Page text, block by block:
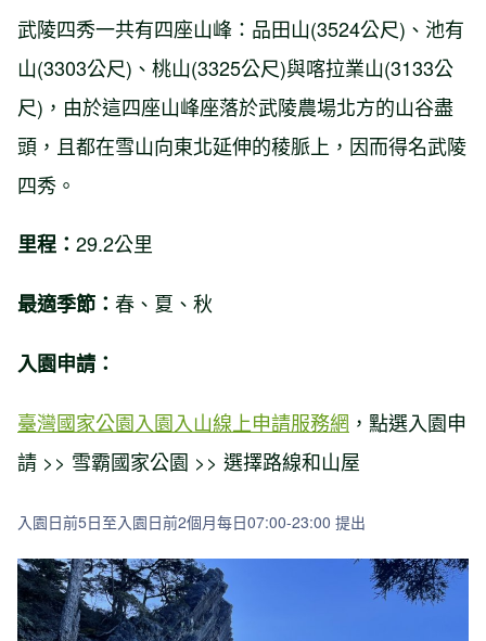
武陵四秀一共有四座山峰：品田山(3524公尺)、池有
山(3303公尺)、桃山(3325公尺)與喀拉業山(3133公
尺)，由於這四座山峰座落於武陵農場北方的山谷盡
頭，且都在雪山向東北延伸的稜脈上，因而得名武陵
四秀。
里程： 29.2公里
最適季節： 春、夏、秋
入園申請：
臺灣國家公園入園入山線上申請服務網 ，點選入園申
請 >> 雪霸國家公園 >> 選擇路線和山屋
入園日前5日至入園日前2個月每日07:00-23:00 提出